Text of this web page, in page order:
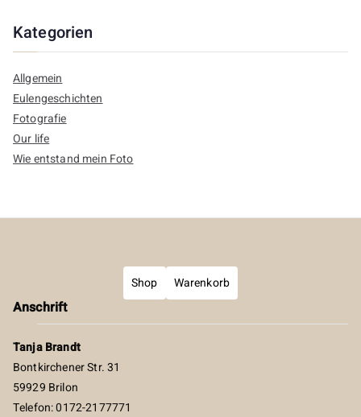
Kategorien
Allgemein
Eulengeschichten
Fotografie
Our life
Wie entstand mein Foto
Shop Warenkorb
Anschrift
Tanja Brandt
Bontkirchener Str. 31
59929 Brilon
Telefon: 0172-2177771